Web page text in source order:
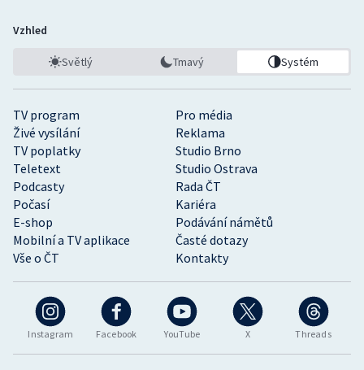
Instagram Facebook YouTube X Threads
TV program
Pro média
Živé vysílání
Reklama
TV poplatky
Studio Brno
Teletext
Studio Ostrava
Podcasty
Rada ČT
Počasí
Kariéra
E-shop
Podávání námětů
Mobilní a TV aplikace
Časté dotazy
Vše o ČT
Kontakty
Vzhled
Světlý Tmavý Systém